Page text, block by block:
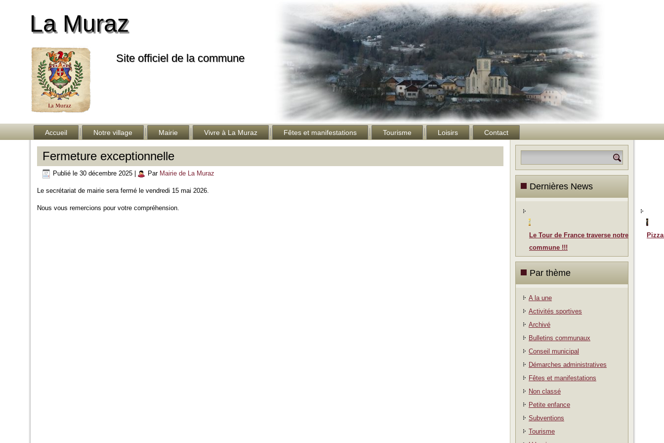
La Muraz
Site officiel de la commune
Accueil Notre village Mairie Vivre à La Muraz Fêtes et manifestations Tourisme Loisirs Contact
Fermeture exceptionnelle
Publié le 30 décembre 2025 Par Mairie de La Muraz
Le secrétariat de mairie sera fermé le vendredi 15 mai 2026.
Nous vous remercions pour votre compréhension.
Dernières News
Le Tour de France traverse notre
commune !!!
Par thème
A la une
Activités sportives
Archivé
Bulletins communaux
Conseil municipal
Démarches administratives
Fêtes et manifestations
Non classé
Petite enfance
Subventions
Tourisme